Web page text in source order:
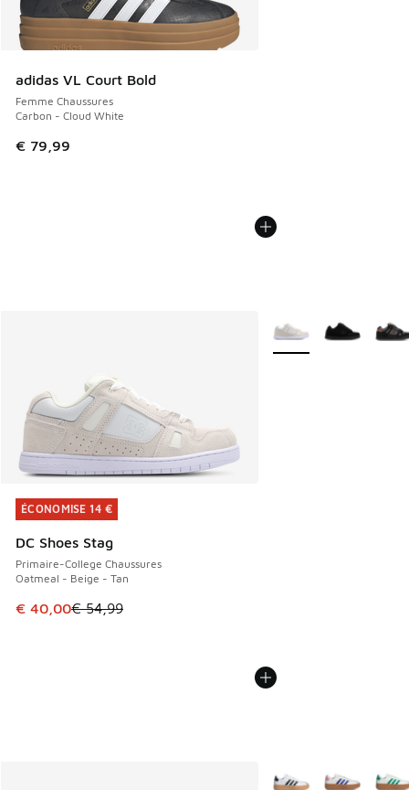
adidas VL Court Bold
Femme Chaussures
Carbon - Cloud White
€ 79,99
ÉCONOMISE 14 €
DC Shoes Stag
Primaire-College Chaussures
Oatmeal - Beige - Tan
Cet article est en promotion. Prix en baisse de € 54,99 à
€ 40,00€ 54,99
ÉCONOMISE 14 €
Plus de couleurs
Plus de couleurs